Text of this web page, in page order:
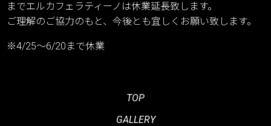
までエルカフェラティーノは休業延長致します。
ご理解のご協力のもと、今後とも宜しくお願い致します。
※4/25〜6/20まで休業
TOP
GALLERY